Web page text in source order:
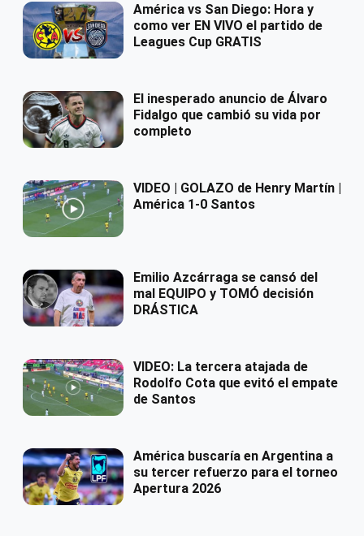
América vs San Diego: Hora y
como ver EN VIVO el partido de
Leagues Cup GRATIS
El inesperado anuncio de Álvaro
Fidalgo que cambió su vida por
completo
VIDEO | GOLAZO de Henry Martín |
América 1-0 Santos
Emilio Azcárraga se cansó del
mal EQUIPO y TOMÓ decisión
DRÁSTICA
VIDEO: La tercera atajada de
Rodolfo Cota que evitó el empate
de Santos
América buscaría en Argentina a
su tercer refuerzo para el torneo
Apertura 2026